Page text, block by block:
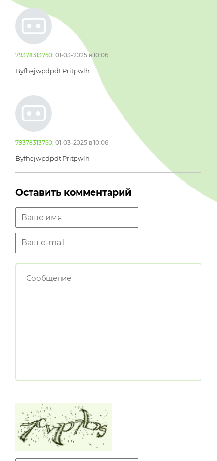
79378313760: 01-03-2025 в 10:06
Byfhejwpdpdt Pritpwlh
79378313760: 01-03-2025 в 10:06
Byfhejwpdpdt Pritpwlh
Оставить комментарий